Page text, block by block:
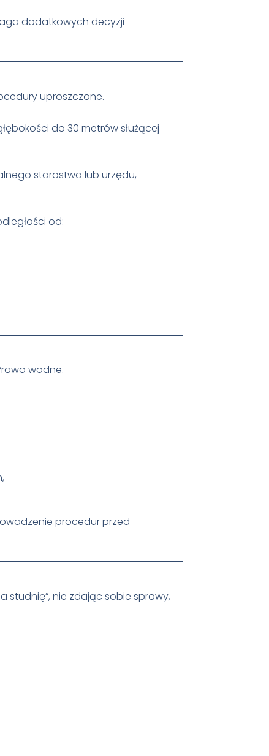
dodatkowych decyzji
uproszczone.
do 30 metrów służącej
starostwa lub urzędu,
od:
wodne.
procedur przed
studnię”, nie zdając sobie sprawy,